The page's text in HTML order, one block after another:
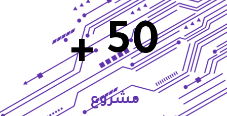
+ 50
مشروع